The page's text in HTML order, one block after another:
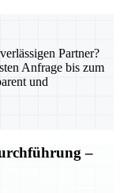
Partner?
Anfrage bis zum
und
–